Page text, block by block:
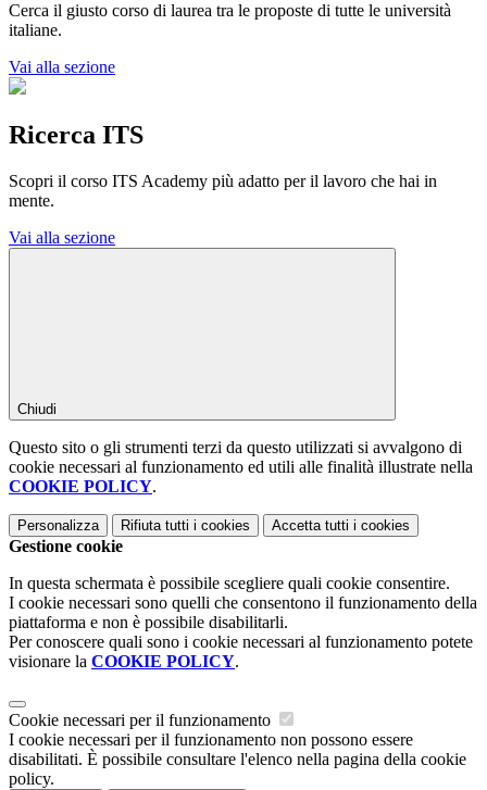
Cerca il giusto corso di laurea tra le proposte di tutte le università
italiane.
Vai alla sezione
Ricerca ITS
Scopri il corso ITS Academy più adatto per il lavoro che hai in
mente.
Vai alla sezione
Chiudi
Questo sito o gli strumenti terzi da questo utilizzati si avvalgono di
cookie necessari al funzionamento ed utili alle finalità illustrate nella
COOKIE POLICY.
Personalizza Rifiuta tutti i cookies Accetta tutti i cookies
Gestione cookie
In questa schermata è possibile scegliere quali cookie consentire.
I cookie necessari sono quelli che consentono il funzionamento della
piattaforma e non è possibile disabilitarli.
Per conoscere quali sono i cookie necessari al funzionamento potete
visionare la COOKIE POLICY.
Cookie necessari per il funzionamento
I cookie necessari per il funzionamento non possono essere
disabilitati. È possibile consultare l'elenco nella pagina della cookie
policy.